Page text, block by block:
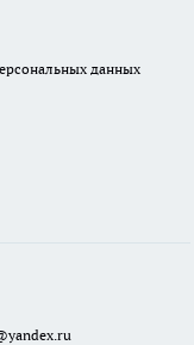
данных